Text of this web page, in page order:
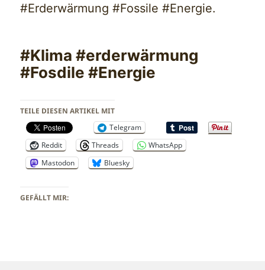
#Erderwärmung #Fossile #Energie.
#Klima #erderwärmung
#Fosdile #Energie
TEILE DIESEN ARTIKEL MIT
Telegram
Reddit
Threads
WhatsApp
Mastodon
Bluesky
GEFÄLLT MIR: